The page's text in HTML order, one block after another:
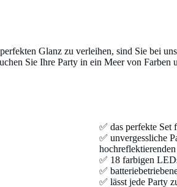
Glanz zu verleihen, sind Sie bei
Sie Ihre Party in ein Meer von
✅ das perfekte Set
✅ unvergessliche
✅ 18 farbigen
✅
✅ lässt jede Party